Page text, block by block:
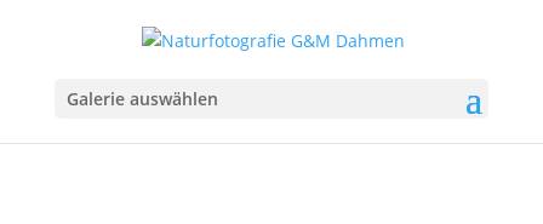
Galerie auswählen